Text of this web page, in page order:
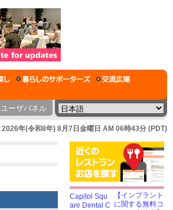
ユーザパネル
2026年(令和8年) 8月7日金曜日 AM 06時43分 (PDT)
【インプラント
に関する無料コ